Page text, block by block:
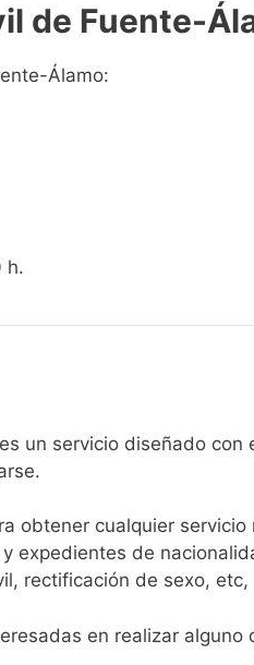
de Fuente-
Álamo:
h.
un servicio diseñado
obtener cualquier
expedientes de
rectificación de sexo, etc,
en realizar